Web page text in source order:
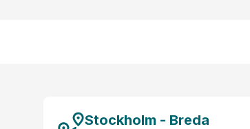
Stockholm - Breda